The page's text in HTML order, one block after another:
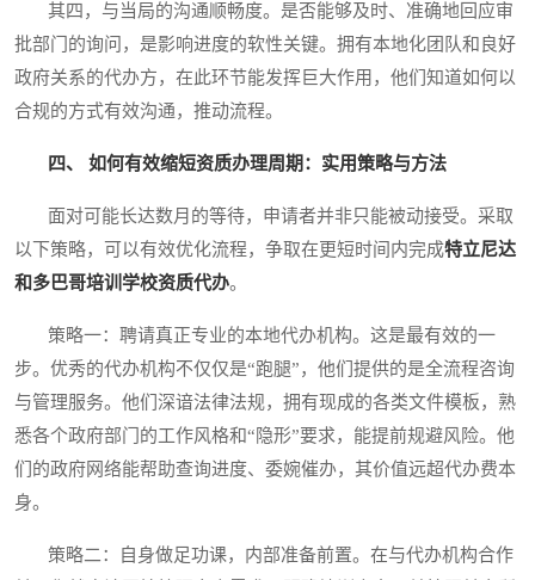
其四，与当局的沟通顺畅度。是否能够及时、准确地回应审
批部门的询问，是影响进度的软性关键。拥有本地化团队和良好
政府关系的代办方，在此环节能发挥巨大作用，他们知道如何以
合规的方式有效沟通，推动流程。
四、 如何有效缩短资质办理周期：实用策略与方法
面对可能长达数月的等待，申请者并非只能被动接受。采取
以下策略，可以有效优化流程，争取在更短时间内完成特立尼达
和多巴哥培训学校资质代办。
策略一：聘请真正专业的本地代办机构。这是最有效的一
步。优秀的代办机构不仅仅是“跑腿”，他们提供的是全流程咨询
与管理服务。他们深谙法律法规，拥有现成的各类文件模板，熟
悉各个政府部门的工作风格和“隐形”要求，能提前规避风险。他
们的政府网络能帮助查询进度、委婉催办，其价值远超代办费本
身。
策略二：自身做足功课，内部准备前置。在与代办机构合作